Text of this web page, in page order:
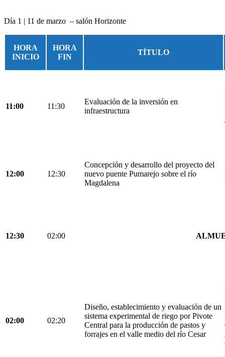
Día 1 | 11 de marzo – salón Horizonte
HORA
INICIO
HORA
FIN
TÍTULO
11:00 11:30
Evaluación de la inversión en
infraestructura
12:00 12:30
Concepción y desarrollo del proyecto del
nuevo puente Pumarejo sobre el río
Magdalena
12:30 02:00
02:00 02:20
Diseño, establecimiento y evaluación de un
sistema experimental de riego por Pivote
Central para la producción de pastos y
forrajes en el valle medio del río Cesar